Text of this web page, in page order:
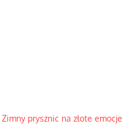
Zimny prysznic na złote emocje